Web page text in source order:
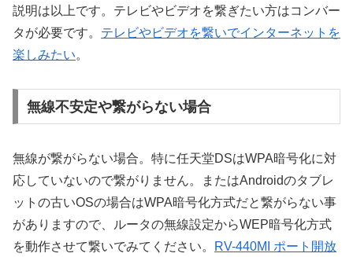
説明は以上です。テレビやビデオを繋ぎたい方はコンバー
タが必要です。 テレビやビデオを繋いでインターネットを
楽しみたい。
無線不安定や繋がらない場合
無線が繋がらない場合。特に任天堂DSはWPA暗号化に対
応していないので繋がりません。またはAndroidのタブレ
ットの古いOSの場合はWPA暗号化方式だと繋がらない事
がありますので、ルータの無線設定からWEP暗号化方式
を動作させて繋いでみてください。
RV-440MI ポート開放